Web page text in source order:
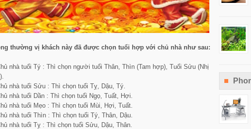
thường vị khách này đã được chọn tuổi hợp với chủ nhà như sau:
nhà tuổi Tý : Thì chọn người tuổi Thân, Thìn (Tam hợp), Tuổi Sửu (Nhị
nhà tuổi Sửu : Thì chọn tuổi Tỵ, Dậu, Tý.
nhà tuổi Dần : Thì chọn tuổi Ngọ, Tuất, Hợi.
nhà tuổi Mẹo : Thì chọn tuổi Mùi, Hợi, Tuất.
nhà tuổi Thìn : Thì chọn tuổi Tý, Thân, Dậu.
nhà tuổi Tỵ : Thì chọn tuổi Sửu, Dậu, Thân.